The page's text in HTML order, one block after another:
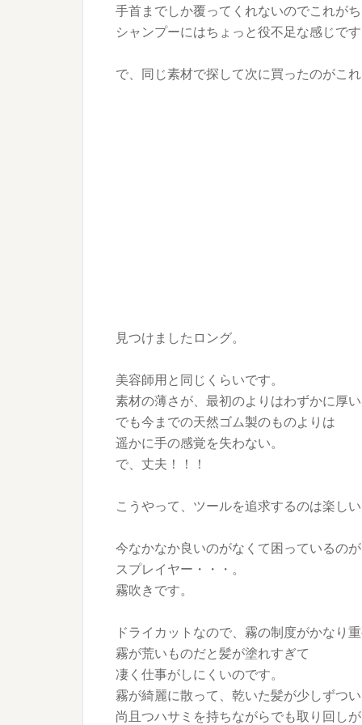
手首までしか覆ってくれないのでこれが
シャンプーにはちょっと役不足な感じで
で、同じ素材で探して次に買ったのがこ
見つけましたロング。
美容師用と同じくらいです。
素材の薄さが、最初のよりはわずかに厚
でも今までの天然ゴム製のものよりは
遥かに手の感覚を失わない。
で、丈夫！！！
こうやって、ツールを追求するのは楽し
今なかなか良いのがなくて困っているのが
スプレイヤー・・・。
霧吹きです。
ドライカットなので、霧の制度がかなり
霧が荒いものだと髪が塗れすぎて
凄く仕事がしにくいのです。
霧が綺麗に散って、乾いた髪が少しずつ
尚且つハサミを持ちながらでも取り回し